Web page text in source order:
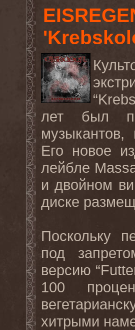
лет был
Его новое
лейбле
и двойном
диске
Поскольку
под
версию
100
хитрыми